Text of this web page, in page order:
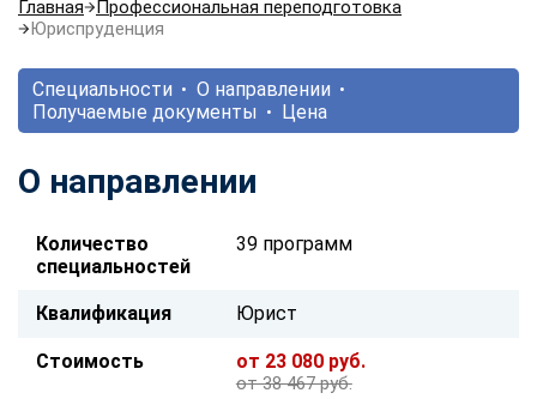
Главная
Профессиональная переподготовка
Юриспруденция
Специальности
О направлении
Получаемые документы
Цена
О направлении
Количество
специальностей
39 программ
Квалификация Юрист
Стоимость от 23 080 руб.
от 38 467 руб.